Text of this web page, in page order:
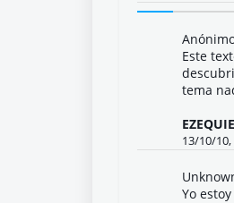
Este
tema
13/10/10,
Yo